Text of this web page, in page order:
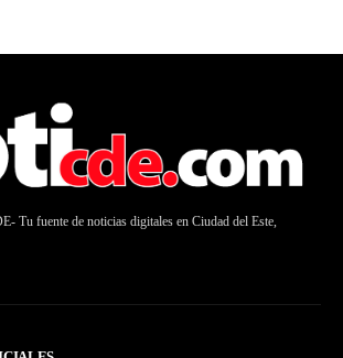
Tu fuente de noticias digitales en Ciudad del Este,